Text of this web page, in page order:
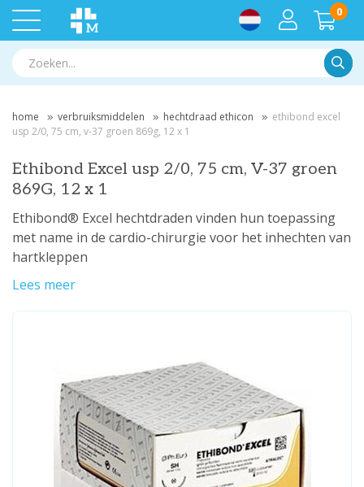
0
home verbruiksmiddelen hechtdraad ethicon
ethibond excel
usp 2/0, 75 cm, v-37 groen 869g, 12 x 1
Ethibond Excel usp 2/0, 75 cm, V-37 groen
869G, 12 x 1
Ethibond® Excel hechtdraden vinden hun toepassing
met name in de cardio-chirurgie voor het inhechten van
hartkleppen
Lees meer